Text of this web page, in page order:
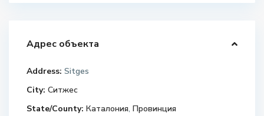
Адрес объекта
Address: Sitges
City: Ситжес
State/County: Каталония,Провинция